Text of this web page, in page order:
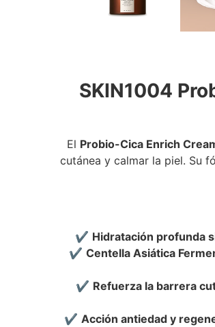
SKIN1004
El Probio-Cica Enrich
cutánea y calmar la piel. Su
✔ Hidratación profunda
✔ Centella Asiática
✔ Refuerza la barrera
✔ Acción antiedad y